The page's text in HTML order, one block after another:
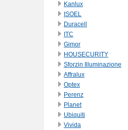
Kanlux
ISOEL
Duracell
ITC
Gimor
HOUSECURITY
Sforzin Illuminazione
Affralux
Optex
Perenz
Planet
Ubiquiti
Vivida